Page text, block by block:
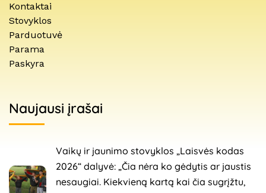
Kontaktai
Stovyklos
Parduotuvė
Parama
Paskyra
Naujausi įrašai
Vaikų ir jaunimo stovyklos „Laisvės kodas
2026“ dalyvė: „Čia nėra ko gėdytis ar jaustis
nesaugiai. Kiekvieną kartą kai čia sugrįžtu,